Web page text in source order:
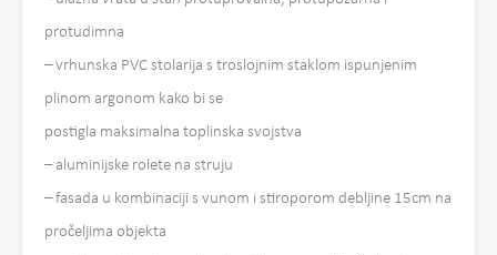
protudimna
– vrhunska PVC stolarija s troslojnim staklom ispunjenim
plinom argonom kako bi se
postigla maksimalna toplinska svojstva
– aluminijske rolete na struju
– fasada u kombinaciji s vunom i stiroporom debljine 15cm na
pročeljima objekta